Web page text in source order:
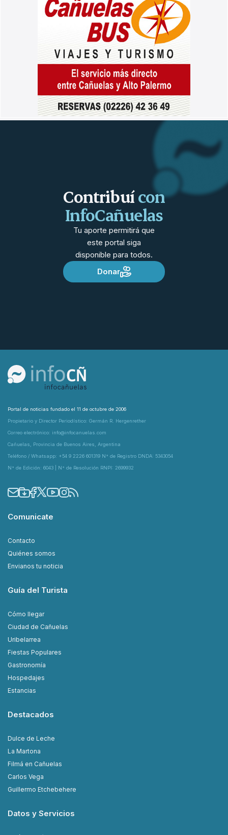
Contribuícon
InfoCañuelas
Tu aporte permitirá que
este portal siga
disponible para todos.
Donar
Portal de noticias fundado el 11 de octubre de 2006
Propietario y Director Periodístico: Germán R. Hergenrether
Correo electrónico: info@infocanuelas.com
Cañuelas, Provincia de Buenos Aires, Argentina
Teléfono / Whatsapp: +54 9 2226 601319 N° de Registro DNDA: 5343054
N° de Edición: 6043 | N° de Resolución RNPI: 2699932
Comunicate
Contacto
Quiénes somos
Envianos tu noticia
Guía del Turista
Cómo llegar
Ciudad de Cañuelas
Uribelarrea
Fiestas Populares
Gastronomía
Hospedajes
Estancias
Destacados
Dulce de Leche
La Martona
Filmá en Cañuelas
Carlos Vega
Guillermo Etchebehere
Datos y Servicios